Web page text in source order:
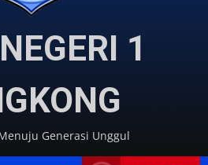
1
Generasi Unggul